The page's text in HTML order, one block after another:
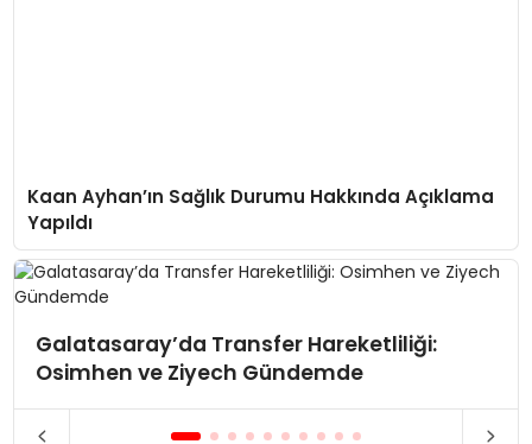
Kaan Ayhan’ın Sağlık Durumu Hakkında Açıklama
Yapıldı
Galatasaray’da Transfer Hareketliliği:
Osimhen ve Ziyech Gündemde